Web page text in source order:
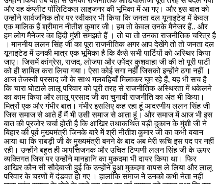
और वह कंप्लीट पॉलिटिकल लाइजनर की भूमिका में आ गए। और इस बात को
उन्होंने सार्वजनिक तौर पर स्वीकार भी किया कि जनता दल यूनाइटेड में केवल
एक मालिक हैं श्रीमान नीतीश कुमार जी। हम तो केवल उनके मैनेजर हैं.. और
हम लोग मैनेजर का हिंदी मुंशी समझते हैं । तो या तो उनका राजनीतिक चरित्र है
। माननीय ललन सिंह जी का पूरा राजनीतिक अगर आप देखेंगे तो तो जनता दल
यूनाइटेड में उनकी मात्र एक भूमिका है कि कैसे सभी पार्टियों को अस्थिर किया
जाए। जिसमें कांग्रेस, राजद, लोजपा और उपेंद्र कुशवाहा जी की तो पूरी पार्टी
को ही शामिल करा लिया गया। ऐसा कोई सगा नहीं जिसको इन्होंने ठगा नहीं ।
आज तेजस्वी प्रसाद जी के साथ गलबहियाँ मिलाकर घूम रहे हैं, यह भी सच है
कि चारा घोटाले लालू परिवार को पूरी तरह से राजनीतिक अस्थिरता में धकेलने
का काम किया और लालू प्रसाद जी का चुनावी राजनीति का अंत भी किया।
मित्रों एक और गंभीर बात। गंभीर इसलिए कह रहा हूं आदरणीय ललन सिंह जी
जिस समाज से आते हैं मैं भी उसी समाज से आता हूं। और समाज में आज भी इस
बात की पुरजोर चर्चा होती है कि आखिर तथाकथित बड़ी दुकान के मुंशी जी ने
बिहार की पूर्व मुख्यमंत्री जिनके बारे में श्री नीतीश कुमार जी का कभी बयान
आया था कि राबड़ी जी के मुख्यमंत्री बनने के बाद अब मेरी रूचि इस पद पर नहीं
रही। उन्होंने बहुत ही आपत्तिजनक और उचित टिप्पणी ललन सिंह जी के ऊपर
व्यक्तिगत जिस पर उन्होंने मानहानि का मुकदमा भी दायर किया था। फिर
आखिर कौन सी सौदेबाजी हुई कि उन्होंने हुआ मुकदमा वापस ले लिया और लालू
परिवार के चरणों में दंडवत हो गए । हालांकि समाज ने उनको कभी नेता नहीं